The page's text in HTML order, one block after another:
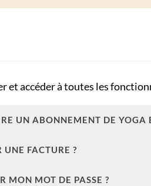
et accéder à toutes les
UN ABONNEMENT DE YOGA
FACTURE ?
MON MOT DE PASSE ?